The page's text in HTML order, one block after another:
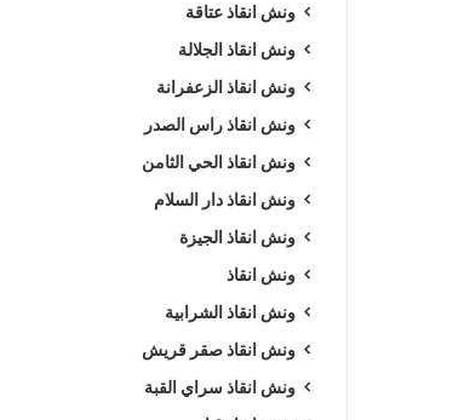
ونش انقاذ عتاقة
ونش انقاذ الجلالة
ونش انقاذ الزعفرانة
ونش انقاذ راس الصدر
ونش انقاذ الحي الثامن
ونش انقاذ دار السلام
ونش انقاذ الجيزة
ونش انقاذ
ونش انقاذ الشرابية
ونش انقاذ صقر قريش
ونش انقاذ سراي القبة